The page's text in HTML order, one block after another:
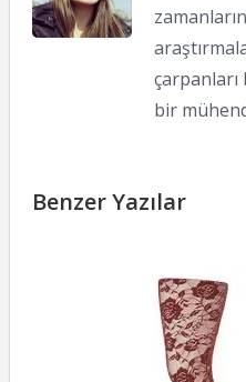
bir
Benzer Yazılar